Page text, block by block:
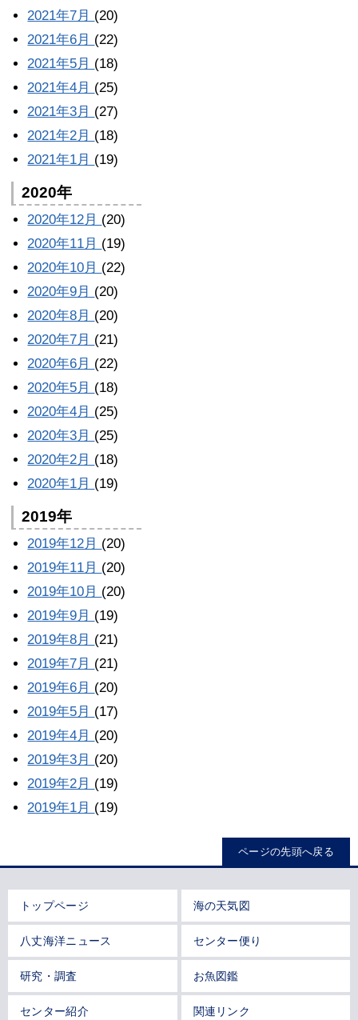
2021年7月 (20)
2021年6月 (22)
2021年5月 (18)
2021年4月 (25)
2021年3月 (27)
2021年2月 (18)
2021年1月 (19)
2020年
2020年12月 (20)
2020年11月 (19)
2020年10月 (22)
2020年9月 (20)
2020年8月 (20)
2020年7月 (21)
2020年6月 (22)
2020年5月 (18)
2020年4月 (25)
2020年3月 (25)
2020年2月 (18)
2020年1月 (19)
2019年
2019年12月 (20)
2019年11月 (20)
2019年10月 (20)
2019年9月 (19)
2019年8月 (21)
2019年7月 (21)
2019年6月 (20)
2019年5月 (17)
2019年4月 (20)
2019年3月 (20)
2019年2月 (19)
2019年1月 (19)
ページの先頭へ戻る
トップページ 海の天気図
八丈海洋ニュース センター便り
研究・調査 お魚図鑑
センター紹介 関連リンク